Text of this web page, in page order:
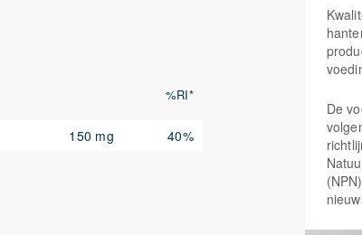
belangrijk:
de spieren en speelt een rol
magnesium bij aan
op de werking van het
%RI*
150 mg 40%
De